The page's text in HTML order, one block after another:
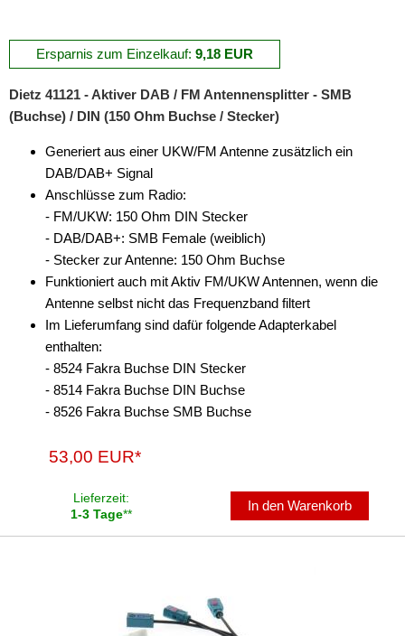
Ersparnis zum Einzelkauf: 9,18 EUR
Dietz 41121 - Aktiver DAB / FM Antennensplitter - SMB
(Buchse) / DIN (150 Ohm Buchse / Stecker)
Generiert aus einer UKW/FM Antenne zusätzlich ein
DAB/DAB+ Signal
Anschlüsse zum Radio:
- FM/UKW: 150 Ohm DIN Stecker
- DAB/DAB+: SMB Female (weiblich)
- Stecker zur Antenne: 150 Ohm Buchse
Funktioniert auch mit Aktiv FM/UKW Antennen, wenn die
Antenne selbst nicht das Frequenzband filtert
Im Lieferumfang sind dafür folgende Adapterkabel
enthalten:
- 8524 Fakra Buchse DIN Stecker
- 8514 Fakra Buchse DIN Buchse
- 8526 Fakra Buchse SMB Buchse
53,00 EUR*
Lieferzeit:
1-3 Tage**
In den Warenkorb